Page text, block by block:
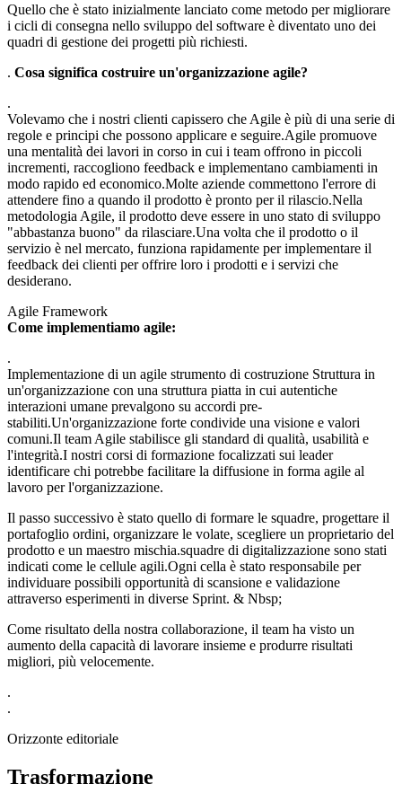
Quello che è stato inizialmente lanciato come metodo per migliorare
i cicli di consegna nello sviluppo del software è diventato uno dei
quadri di gestione dei progetti più richiesti.
. Cosa significa costruire un'organizzazione agile?
.
Volevamo che i nostri clienti capissero che Agile è più di una serie di
regole e principi che possono applicare e seguire.Agile promuove
una mentalità dei lavori in corso in cui i team offrono in piccoli
incrementi, raccogliono feedback e implementano cambiamenti in
modo rapido ed economico.Molte aziende commettono l'errore di
attendere fino a quando il prodotto è pronto per il rilascio.Nella
metodologia Agile, il prodotto deve essere in uno stato di sviluppo
"abbastanza buono" da rilasciare.Una volta che il prodotto o il
servizio è nel mercato, funziona rapidamente per implementare il
feedback dei clienti per offrire loro i prodotti e i servizi che
desiderano.
Agile Framework
Come implementiamo agile:
.
Implementazione di un agile strumento di costruzione Struttura in
un'organizzazione con una struttura piatta in cui autentiche
interazioni umane prevalgono su accordi pre-
stabiliti.Un'organizzazione forte condivide una visione e valori
comuni.Il team Agile stabilisce gli standard di qualità, usabilità e
l'integrità.I nostri corsi di formazione focalizzati sui leader
identificare chi potrebbe facilitare la diffusione in forma agile al
lavoro per l'organizzazione.
Il passo successivo è stato quello di formare le squadre, progettare il
portafoglio ordini, organizzare le volate, scegliere un proprietario del
prodotto e un maestro mischia.squadre di digitalizzazione sono stati
indicati come le cellule agili.Ogni cella è stato responsabile per
individuare possibili opportunità di scansione e validazione
attraverso esperimenti in diverse Sprint. & Nbsp;
Come risultato della nostra collaborazione, il team ha visto un
aumento della capacità di lavorare insieme e produrre risultati
migliori, più velocemente.
.
.
Orizzonte editoriale
Trasformazione